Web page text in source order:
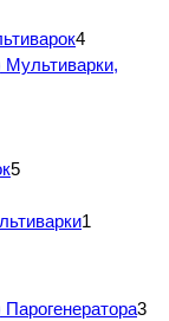
4
Мультиварки,
5
1
3